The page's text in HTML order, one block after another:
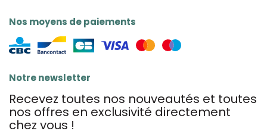
Nos moyens de paiements
Notre newsletter
Recevez toutes nos nouveautés et toutes
nos offres en exclusivité directement
chez vous !